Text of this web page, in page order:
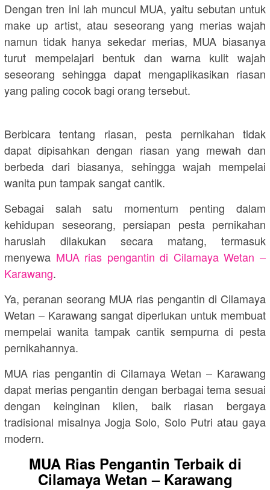
Dengan tren ini lah muncul MUA, yaitu sebutan untuk
make up artist, atau seseorang yang merias wajah
namun tidak hanya sekedar merias, MUA biasanya
turut mempelajari bentuk dan warna kulit wajah
seseorang sehingga dapat mengaplikasikan riasan
yang paling cocok bagi orang tersebut.
Berbicara tentang riasan, pesta pernikahan tidak
dapat dipisahkan dengan riasan yang mewah dan
berbeda dari biasanya, sehingga wajah mempelai
wanita pun tampak sangat cantik.
Sebagai salah satu momentum penting dalam
kehidupan seseorang, persiapan pesta pernikahan
haruslah dilakukan secara matang, termasuk
menyewa MUA rias pengantin di Cilamaya Wetan –
Karawang.
Ya, peranan seorang MUA rias pengantin di Cilamaya
Wetan – Karawang sangat diperlukan untuk membuat
mempelai wanita tampak cantik sempurna di pesta
pernikahannya.
MUA rias pengantin di Cilamaya Wetan – Karawang
dapat merias pengantin dengan berbagai tema sesuai
dengan keinginan klien, baik riasan bergaya
tradisional misalnya Jogja Solo, Solo Putri atau gaya
modern.
MUA Rias Pengantin Terbaik di
Cilamaya Wetan – Karawang